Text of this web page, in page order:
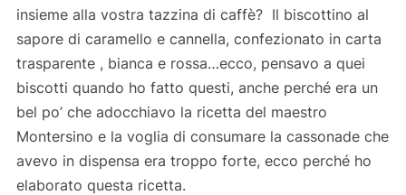
insieme alla vostra tazzina di caffè? Il biscottino al
sapore di caramello e cannella, confezionato in carta
trasparente , bianca e rossa…ecco, pensavo a quei
biscotti quando ho fatto questi, anche perché era un
bel po’ che adocchiavo la ricetta del maestro
Montersino e la voglia di consumare la cassonade che
avevo in dispensa era troppo forte, ecco perché ho
elaborato questa ricetta.